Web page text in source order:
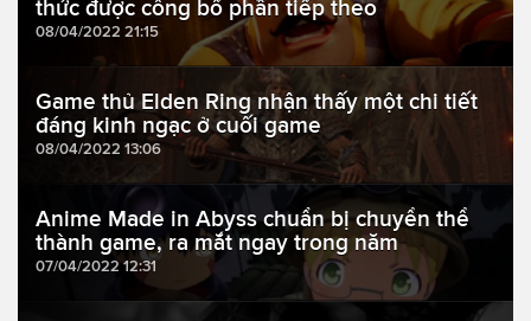
thức được công bố phần tiếp theo
08/04/2022 21:15
Game thủ Elden Ring nhận thấy một chi tiết
đáng kinh ngạc ở cuối game
08/04/2022 13:06
Anime Made in Abyss chuẩn bị chuyển thể
thành game, ra mắt ngay trong năm
07/04/2022 12:31